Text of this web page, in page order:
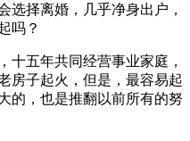
选择离婚，几乎净身出户，
吗？
十五年共同经营事业家庭，
房子起火，但是，最容易起
的，也是推翻以前所有的努